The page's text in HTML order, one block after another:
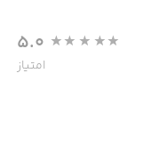
5.0
امتیاز